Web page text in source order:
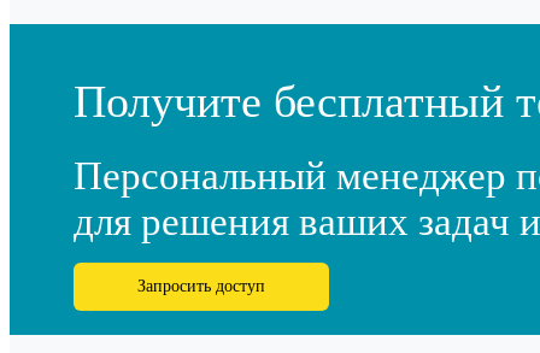
Получите бесплатный
Персональный менеджер
для решения ваших задач
Запросить доступ